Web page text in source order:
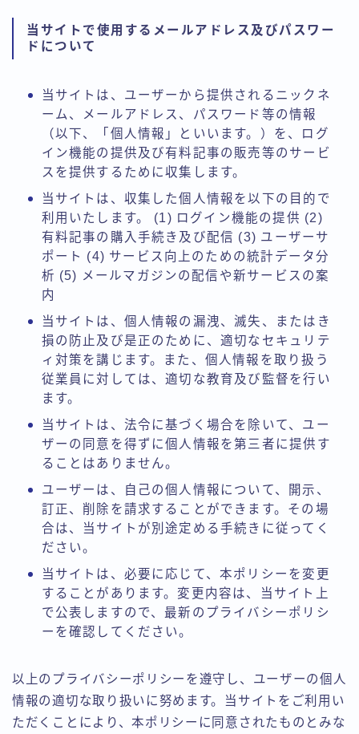
当サイトで使用するメールアドレス及びパスワー
ドについて
当サイトは、ユーザーから提供されるニックネ
ーム、メールアドレス、パスワード等の情報
（以下、「個人情報」といいます。）を、ログ
イン機能の提供及び有料記事の販売等のサービ
スを提供するために収集します。
当サイトは、収集した個人情報を以下の目的で
利用いたします。 (1) ログイン機能の提供 (2)
有料記事の購入手続き及び配信 (3) ユーザーサ
ポート (4) サービス向上のための統計データ分
析 (5) メールマガジンの配信や新サービスの案
内
当サイトは、個人情報の漏洩、滅失、またはき
損の防止及び是正のために、適切なセキュリテ
ィ対策を講じます。また、個人情報を取り扱う
従業員に対しては、適切な教育及び監督を行い
ます。
当サイトは、法令に基づく場合を除いて、ユー
ザーの同意を得ずに個人情報を第三者に提供す
ることはありません。
ユーザーは、自己の個人情報について、開示、
訂正、削除を請求することができます。その場
合は、当サイトが別途定める手続きに従ってく
ださい。
当サイトは、必要に応じて、本ポリシーを変更
することがあります。変更内容は、当サイト上
で公表しますので、最新のプライバシーポリシ
ーを確認してください。
以上のプライバシーポリシーを遵守し、ユーザーの個人
情報の適切な取り扱いに努めます。当サイトをご利用い
ただくことにより、本ポリシーに同意されたものとみな